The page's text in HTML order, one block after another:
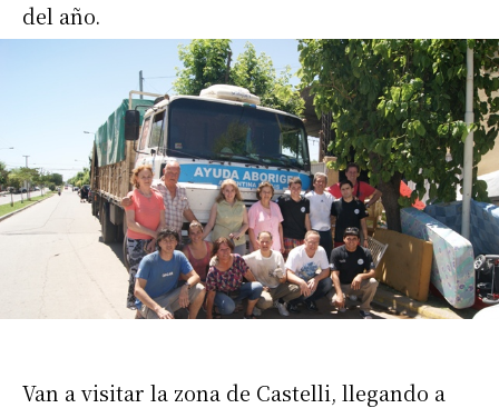
del año.
Van a visitar la zona de Castelli, llegando a